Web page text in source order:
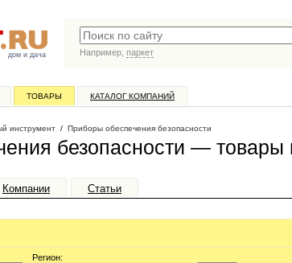
дом и дача
Например, паркет
ТОВАРЫ КАТАЛОГ КОМПАНИЙ
инструмент / Приборы обеспечения безопасности
безопасности — товары
Компании Статьи
Регион: